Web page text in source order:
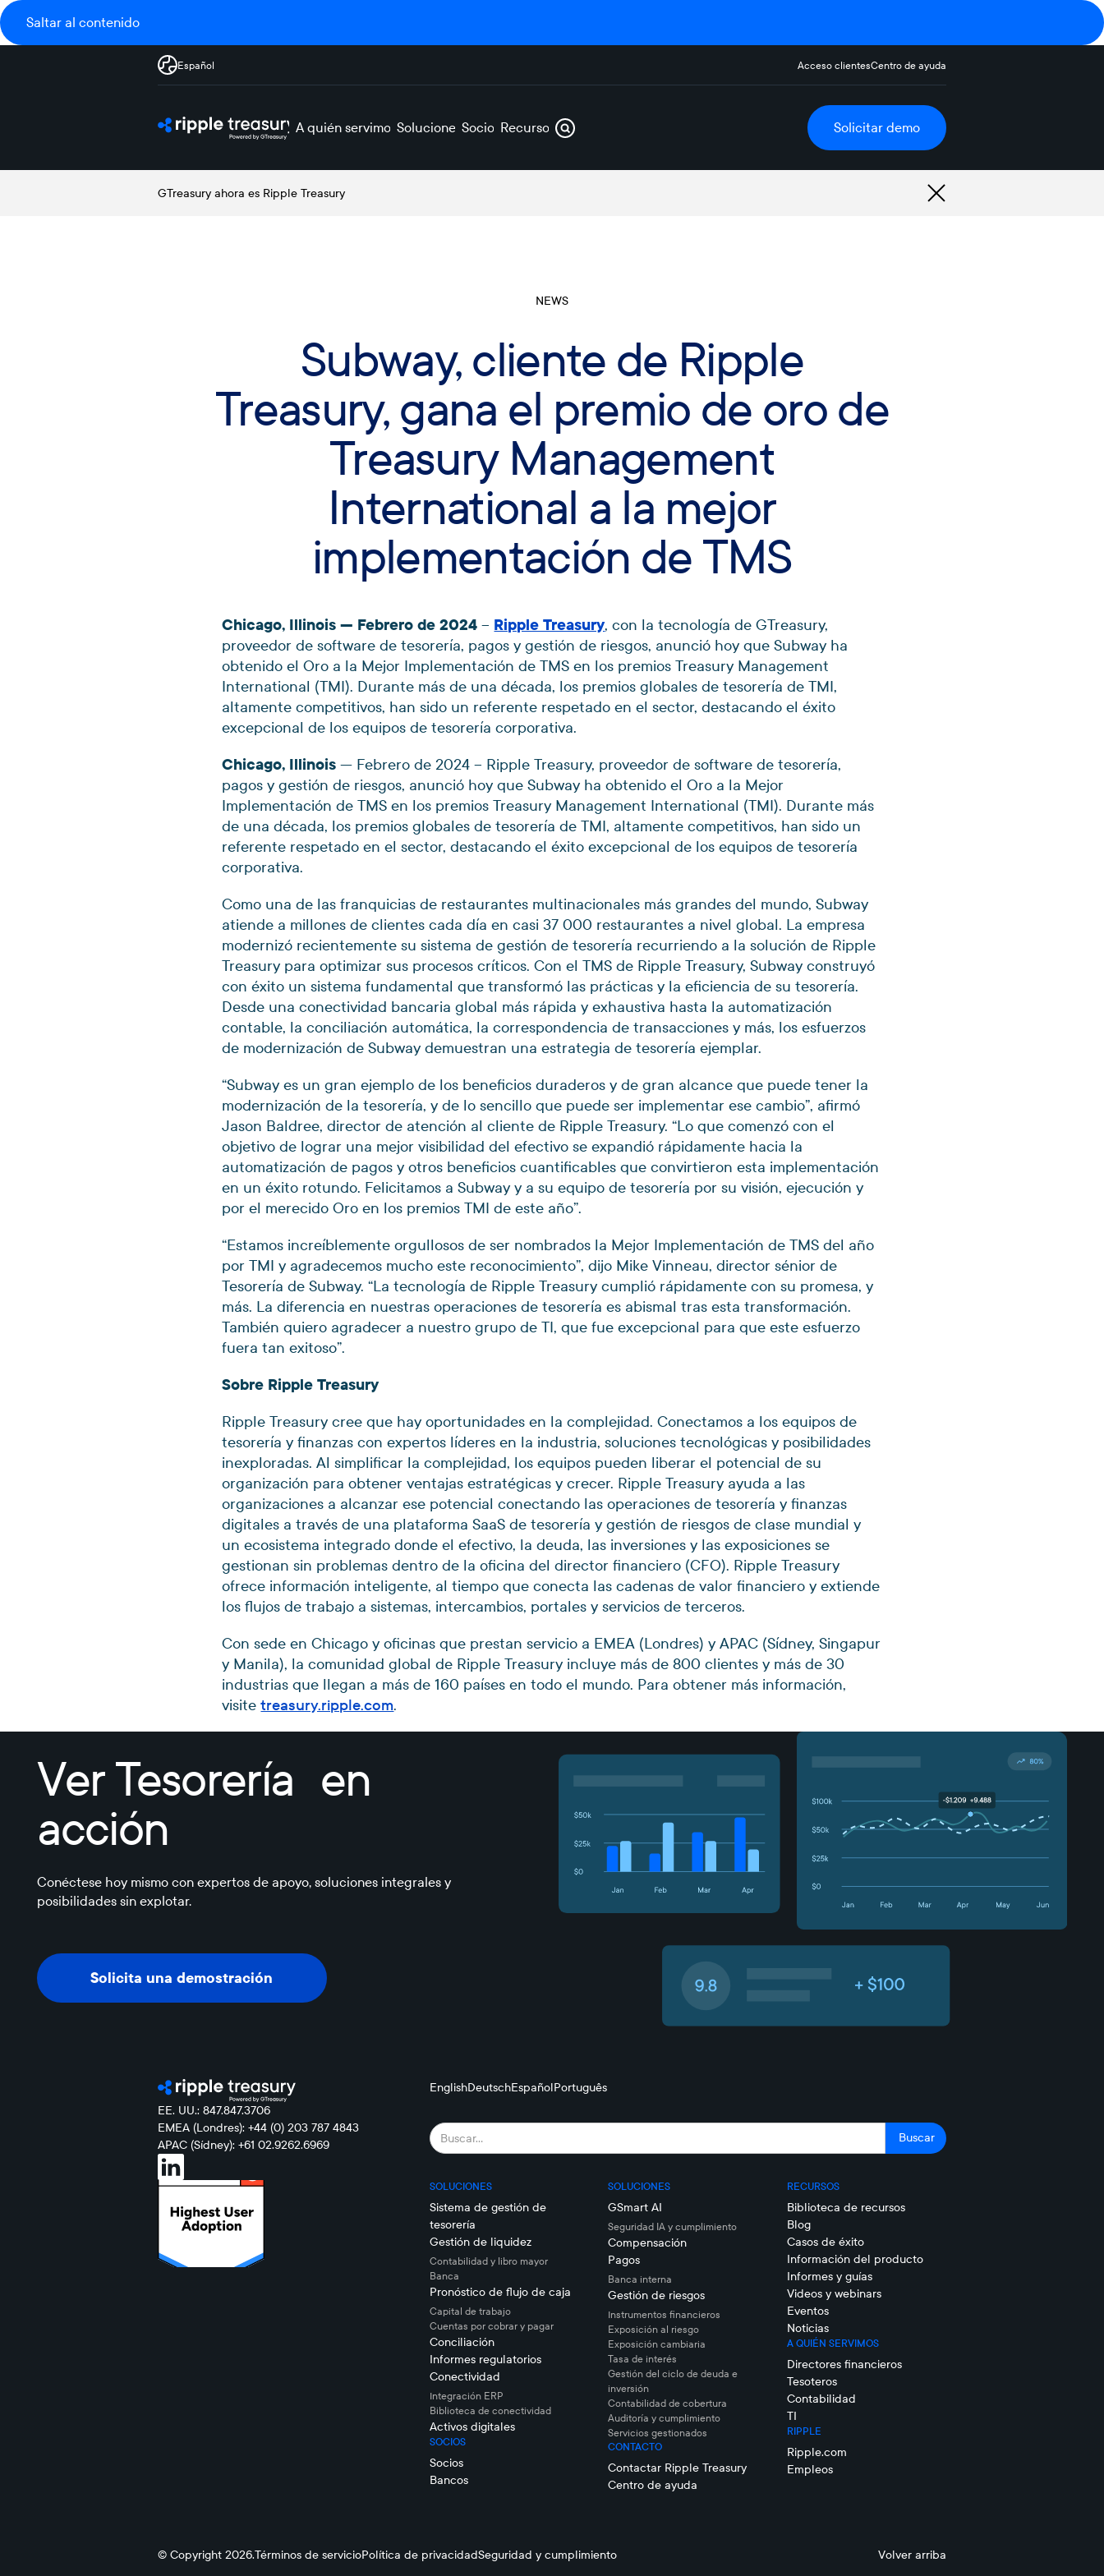
Saltar al contenido
Español Acceso clientesCentro de ayuda
A quién servimos Soluciones Socios Recursos Solicitar demo
GTreasury ahora es Ripple Treasury
NEWS
Subway, cliente de Ripple
Treasury, gana el premio de oro de
Treasury Management
International a la mejor
implementación de TMS
Chicago, Illinois — Febrero de 2024– Ripple Treasury, con la tecnología de GTreasury,
proveedor de software de tesorería, pagos y gestión de riesgos, anunció hoy que Subway ha
obtenido el Oro a la Mejor Implementación de TMS en los premios Treasury Management
International (TMI). Durante más de una década, los premios globales de tesorería de TMI,
altamente competitivos, han sido un referente respetado en el sector, destacando el éxito
excepcional de los equipos de tesorería corporativa.
Chicago, Illinois — Febrero de 2024 – Ripple Treasury, proveedor de software de tesorería,
pagos y gestión de riesgos, anunció hoy que Subway ha obtenido el Oro a la Mejor
Implementación de TMS en los premios Treasury Management International (TMI). Durante más
de una década, los premios globales de tesorería de TMI, altamente competitivos, han sido un
referente respetado en el sector, destacando el éxito excepcional de los equipos de tesorería
corporativa.
Como una de las franquicias de restaurantes multinacionales más grandes del mundo, Subway
atiende a millones de clientes cada día en casi 37 000 restaurantes a nivel global. La empresa
modernizó recientemente su sistema de gestión de tesorería recurriendo a la solución de Ripple
Treasury para optimizar sus procesos críticos. Con el TMS de Ripple Treasury, Subway construyó
con éxito un sistema fundamental que transformó las prácticas y la eficiencia de su tesorería.
Desde una conectividad bancaria global más rápida y exhaustiva hasta la automatización
contable, la conciliación automática, la correspondencia de transacciones y más, los esfuerzos
de modernización de Subway demuestran una estrategia de tesorería ejemplar.
“Subway es un gran ejemplo de los beneficios duraderos y de gran alcance que puede tener la
modernización de la tesorería, y de lo sencillo que puede ser implementar ese cambio”, afirmó
Jason Baldree, director de atención al cliente de Ripple Treasury. “Lo que comenzó con el
objetivo de lograr una mejor visibilidad del efectivo se expandió rápidamente hacia la
automatización de pagos y otros beneficios cuantificables que convirtieron esta implementación
en un éxito rotundo. Felicitamos a Subway y a su equipo de tesorería por su visión, ejecución y
por el merecido Oro en los premios TMI de este año”.
“Estamos increíblemente orgullosos de ser nombrados la Mejor Implementación de TMS del año
por TMI y agradecemos mucho este reconocimiento”, dijo Mike Vinneau, director sénior de
Tesorería de Subway. “La tecnología de Ripple Treasury cumplió rápidamente con su promesa, y
más. La diferencia en nuestras operaciones de tesorería es abismal tras esta transformación.
También quiero agradecer a nuestro grupo de TI, que fue excepcional para que este esfuerzo
fuera tan exitoso”.
Sobre Ripple Treasury
Ripple Treasury cree que hay oportunidades en la complejidad. Conectamos a los equipos de
tesorería y finanzas con expertos líderes en la industria, soluciones tecnológicas y posibilidades
inexploradas. Al simplificar la complejidad, los equipos pueden liberar el potencial de su
organización para obtener ventajas estratégicas y crecer. Ripple Treasury ayuda a las
organizaciones a alcanzar ese potencial conectando las operaciones de tesorería y finanzas
digitales a través de una plataforma SaaS de tesorería y gestión de riesgos de clase mundial y
un ecosistema integrado donde el efectivo, la deuda, las inversiones y las exposiciones se
gestionan sin problemas dentro de la oficina del director financiero (CFO). Ripple Treasury
ofrece información inteligente, al tiempo que conecta las cadenas de valor financiero y extiende
los flujos de trabajo a sistemas, intercambios, portales y servicios de terceros.
Con sede en Chicago y oficinas que prestan servicio a EMEA (Londres) y APAC (Sídney, Singapur
y Manila), la comunidad global de Ripple Treasury incluye más de 800 clientes y más de 30
industrias que llegan a más de 160 países en todo el mundo. Para obtener más información,
visitetreasury.ripple.com.
Ver Tesorería en
acción
Conéctese hoy mismo con expertos de apoyo, soluciones integrales y
posibilidades sin explotar.
Solicita una demostración
Solicita una demostración
EE. UU.: 847.847.3706
EMEA (Londres): +44 (0) 203 787 4843
APAC (Sídney): +61 02.9262.6969
EnglishDeutschEspañolPortuguês
SOLUCIONES
Sistema de gestión de
tesorería
Gestión de liquidez
Contabilidad y libro mayor
Banca
Pronóstico de flujo de caja
Capital de trabajo
Cuentas por cobrar y pagar
Conciliación
Informes regulatorios
Conectividad
Integración ERP
Biblioteca de conectividad
Activos digitales
SOCIOS
Socios
Bancos
SOLUCIONES
GSmart AI
Seguridad IA y cumplimiento
Compensación
Pagos
Banca interna
Gestión de riesgos
Instrumentos financieros
Exposición al riesgo
Exposición cambiaria
Tasa de interés
Gestión del ciclo de deuda e
inversión
Contabilidad de cobertura
Auditoría y cumplimiento
Servicios gestionados
CONTACTO
Contactar Ripple Treasury
Centro de ayuda
RECURSOS
Biblioteca de recursos
Blog
Casos de éxito
Información del producto
Informes y guías
Videos y webinars
Eventos
Noticias
A QUIÉN SERVIMOS
Directores financieros
Tesoteros
Contabilidad
TI
RIPPLE
Ripple.com
Empleos
© Copyright 2026.Términos de servicioPolítica de privacidadSeguridad y cumplimiento Volver arriba